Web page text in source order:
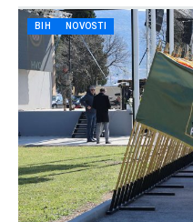
BIH NOVOSTI